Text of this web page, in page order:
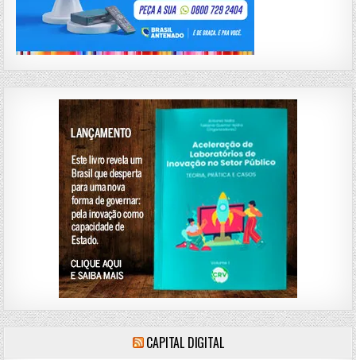
CAPITAL DIGITAL